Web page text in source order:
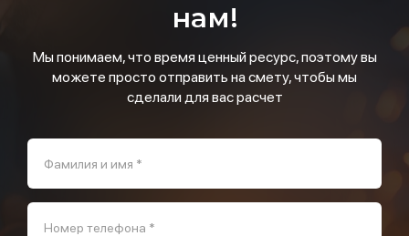
нам!
Мы понимаем, что время ценный ресурс, поэтому вы
можете просто отправить на смету, чтобы мы
сделали для вас расчет
Фамилия и имя *
Номер телефона *